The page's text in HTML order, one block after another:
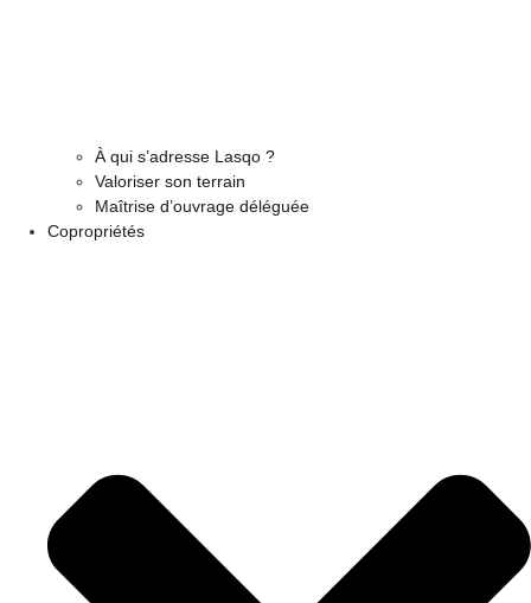
À qui s’adresse Lasqo ?
Valoriser son terrain
Maîtrise d’ouvrage déléguée
Copropriétés